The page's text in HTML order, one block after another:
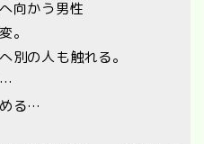
向かう男性
。
別の人も触れる。
る…